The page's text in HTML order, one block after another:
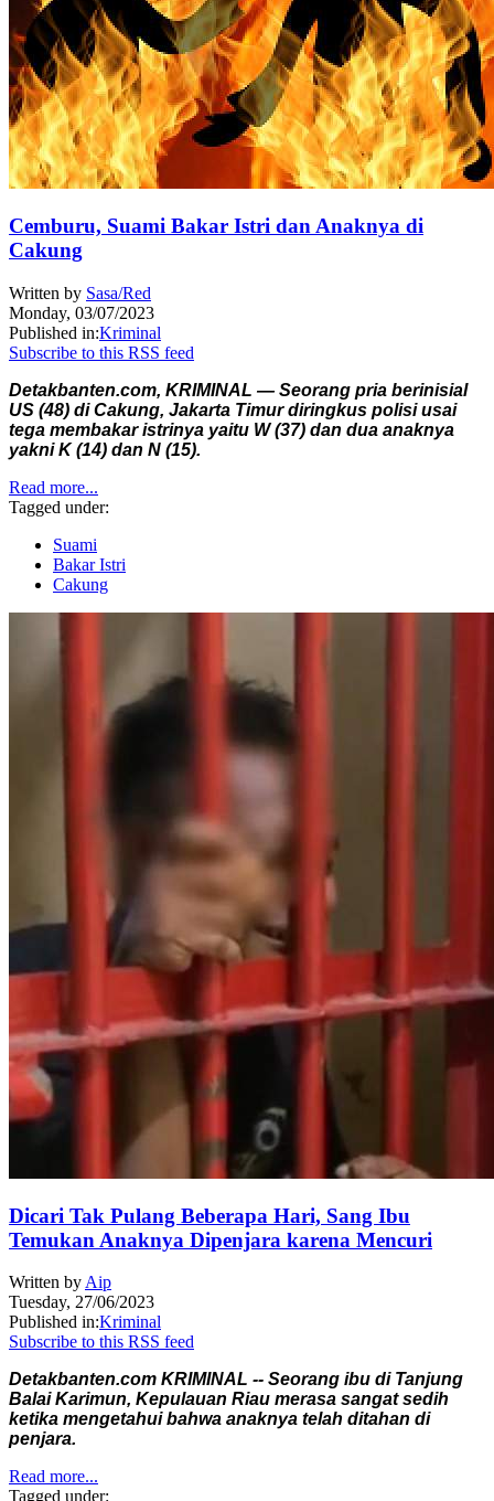
Cemburu, Suami Bakar Istri dan Anaknya di
Cakung
Written by Sasa/Red
Monday, 03/07/2023
Published in:Kriminal
Subscribe to this RSS feed
Detakbanten.com, KRIMINAL — Seorang pria berinisial
US (48) di Cakung, Jakarta Timur diringkus polisi usai
tega membakar istrinya yaitu W (37) dan dua anaknya
yakni K (14) dan N (15).
Read more...
Tagged under:
Suami
Bakar Istri
Cakung
Dicari Tak Pulang Beberapa Hari, Sang Ibu
Temukan Anaknya Dipenjara karena Mencuri
Written by Aip
Tuesday, 27/06/2023
Published in:Kriminal
Subscribe to this RSS feed
Detakbanten.com KRIMINAL -- Seorang ibu di Tanjung
Balai Karimun, Kepulauan Riau merasa sangat sedih
ketika mengetahui bahwa anaknya telah ditahan di
penjara.
Read more...
Tagged under: